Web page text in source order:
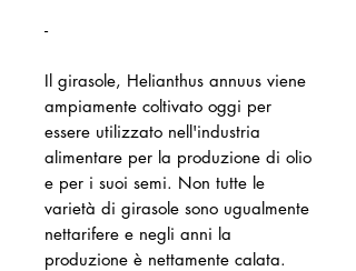
-
Il girasole, Helianthus annuus viene
ampiamente coltivato oggi per
essere utilizzato nell'industria
alimentare per la produzione di olio
e per i suoi semi. Non tutte le
varietà di girasole sono ugualmente
nettarifere e negli anni la
produzione è nettamente calata.